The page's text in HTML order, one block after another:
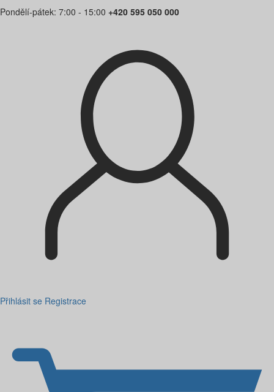
Pondělí-pátek: 7:00 - 15:00 +420 595 050 000
Přihlásit se Registrace